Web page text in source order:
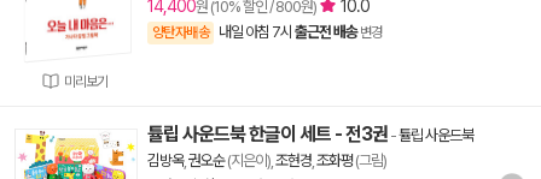
미리보기
14,400원 (10% 할인 / 800원) 10.0
양탄자배송 내일 아침 7시 출근전 배송 변경
튤립 사운드북 한글이 세트 - 전3권 -튤립 사운드북
김방옥, 권오순(지은이), 조현경 조화평(그림)